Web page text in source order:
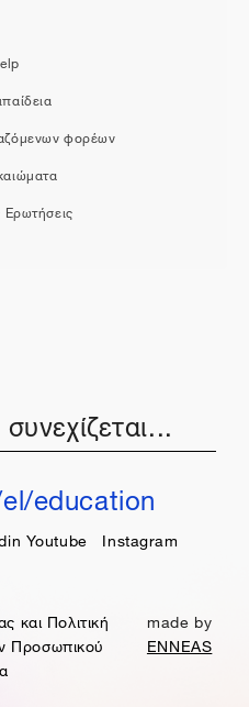
φορέων
education
Youtube Instagram
και Πολιτική
Προσωπικού
made by
ENNEAS